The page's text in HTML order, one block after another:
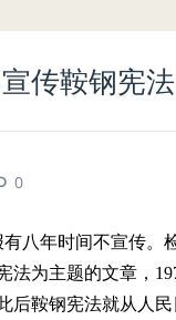
传鞍钢宪法
0
八年时间不宣传。
法为主题的文章，
鞍钢宪法就从人民